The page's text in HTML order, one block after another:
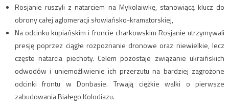
Rosjanie ruszyli z natarciem na Mykolaiwkę, stanowiącą klucz do
obrony całej aglomeracji słowiańsko-kramatorskiej,
Na odcinku kupiańskim i froncie charkowskim Rosjanie utrzymywali
presję poprzez ciągłe rozpoznanie dronowe oraz niewielkie, lecz
częste natarcia piechoty. Celem pozostaje związanie ukraińskich
odwodów i uniemożliwienie ich przerzutu na bardziej zagrożone
odcinki frontu w Donbasie. Trwają ciężkie walki o pierwsze
zabudowania Białego Kolodiazu.